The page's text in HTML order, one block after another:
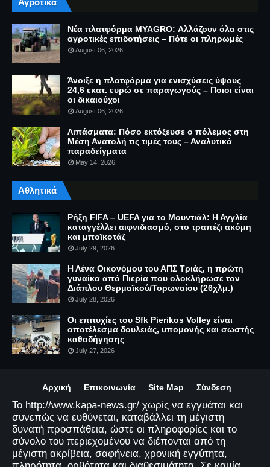
Αγροτικά
Νέα πλατφόρμα MYAGRO: Αλλάζουν όλα στις
αγροτικές επιδοτήσεις – Πότε οι πληρωμές
August 06, 2026
Άνοιξε η πλατφόρμα για ενισχύσεις ύψους
24,6 εκατ. ευρώ σε παραγωγούς – Ποιοι είναι
οι δικαιούχοι
August 06, 2026
Λιπάσματα: Πόσο εκτόξευσε ο πόλεμος στη
Μέση Ανατολή τις τιμές τους – Αναλυτικά
παραδείγματα
May 14, 2026
Αθλητικά
Ρήξη FIFA – UEFA για το Μουντιάλ: Η Αγγλία
καταγγέλλει αιφνιδιασμό, στο τραπέζι ακόμη
και μποϊκοτάζ
July 29, 2026
Η Λένα Οικονόμου του ΑΠΣ Τριάς, η πρώτη
γυναίκα από Πιερία που ολοκλήρωσε τον
Διάπλου Θερμαϊκού/Τορωναίου (26χλμ.)
July 28, 2026
Οι επιτυχίες του Sfk Pierikos Volley είναι
αποτέλεσμα δουλειάς, υπομονής και σωστής
καθοδήγησης
July 27, 2026
Αρχική Επικοινωνία Site Map Σύνδεση
Το http://www.kapa-news.gr/ χωρίς να εγγυάται και
συνεπώς να ευθύνεται, καταβάλλει τη μέγιστη
δυνατή προσπάθεια, ώστε οι πληροφορίες και το
σύνολο του περιεχομένου να διέπονται από τη
μέγιστη ακρίβεια, σαφήνεια, χρονική εγγύτητα,